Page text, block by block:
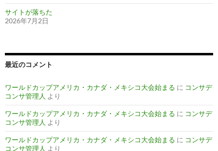
サイトが落ちた
2026年7月2日
最近のコメント
ワールドカップアメリカ・カナダ・メキシコ大会始まる に コンサデ
コンサ管理人 より
ワールドカップアメリカ・カナダ・メキシコ大会始まる に コンサデ
コンサ管理人 より
ワールドカップアメリカ・カナダ・メキシコ大会始まる に コンサデ
コンサ管理人 より